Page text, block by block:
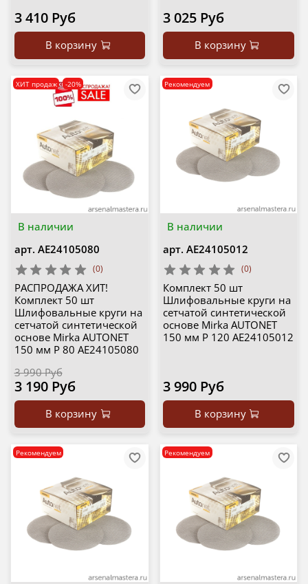
3 410 Руб
В корзину
3 025 Руб
В корзину
В наличии
ХИТ продаж -20%
арт. AE24105080
(0)
РАСПРОДАЖА ХИТ!
Комплект 50 шт
Шлифовальные круги на
сетчатой синтетической
основе Mirka AUTONET
150 мм P 80 AE24105080
3 990 Руб
3 190 Руб
В корзину
В наличии
Рекомендуем
арт. AE24105012
(0)
Комплект 50 шт
Шлифовальные круги на
сетчатой синтетической
основе Mirka AUTONET
150 мм P 120 AE24105012
3 990 Руб
В корзину
Рекомендуем Рекомендуем